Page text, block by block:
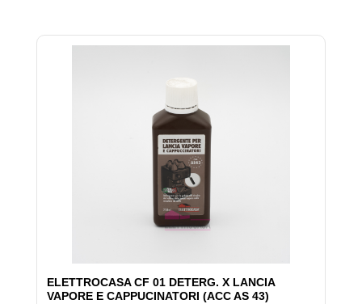
ELETTROCASA CF 01 DETERG. X LANCIA
VAPORE E CAPPUCINATORI (ACC AS 43)